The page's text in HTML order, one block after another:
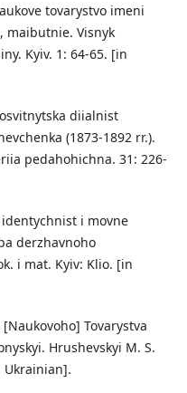
tovarystvo imeni
maibutnie. Visnyk
Kyiv. 1: 64-65. [in
diialnist
(1873-1892 rr.).
pedahohichna. 31: 226-
identychnist i movne
derzhavnoho
i mat. Kyiv: Klio. [in
Tovarystva
Hrushevskyi M. S.
Ukrainian].